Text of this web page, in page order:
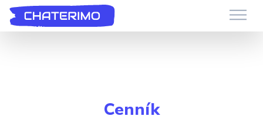
Cenník
Chaterimo AI zákaznícky servis
Máte otázku?